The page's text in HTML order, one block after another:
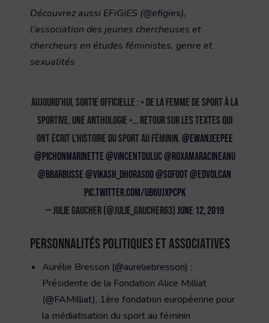
Découvrez aussi EFiGiES (@efigies),
l’association des jeunes chercheuses et
chercheurs en études féministes, genre et
sexualités
Aujourd’hui, sortie officielle : « De la femme de sport à la
sportive. Une anthologie »… Retour sur les textes qui
ont écrit l’histoire du sport au féminin.@EwanjeEpee
@PichonMarinette@vincentduluc@RoxaMaracineanu
@bbarbusse@vikash_dhorasoo@sofoot@EdVolcan
pic.twitter.com/UB6ujXPCPK
— Julie Gaucher (@julie_gaucher63) June 12, 2019
Personnalités politiques et associatives
Aurélie Bresson (@aureliebresson) :
Présidente de la Fondation Alice Milliat
(@FAMilliat), 1ère fondation européenne pour
la médiatisation du sport au féminin